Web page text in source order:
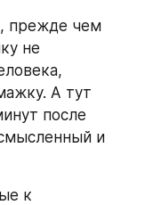
прежде чем
не
А тут
после
и
к